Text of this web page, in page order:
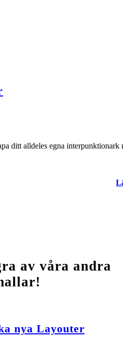
ditt alldeles egna interpunktionark
av våra andra
nya Layouter